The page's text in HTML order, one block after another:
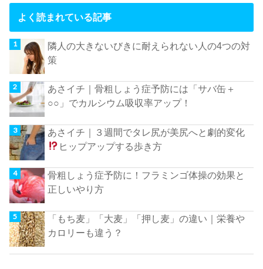
よく読まれている記事
隣人の大きないびきに耐えられない人の4つの対
策
あさイチ｜骨粗しょう症予防には「サバ缶＋
○○」でカルシウム吸収率アップ！
あさイチ｜３週間でタレ尻が美尻へと劇的変化
ヒップアップする歩き方
骨粗しょう症予防に！フラミンゴ体操の効果と
正しいやり方
「もち麦」「大麦」「押し麦」の違い｜栄養や
カロリーも違う？